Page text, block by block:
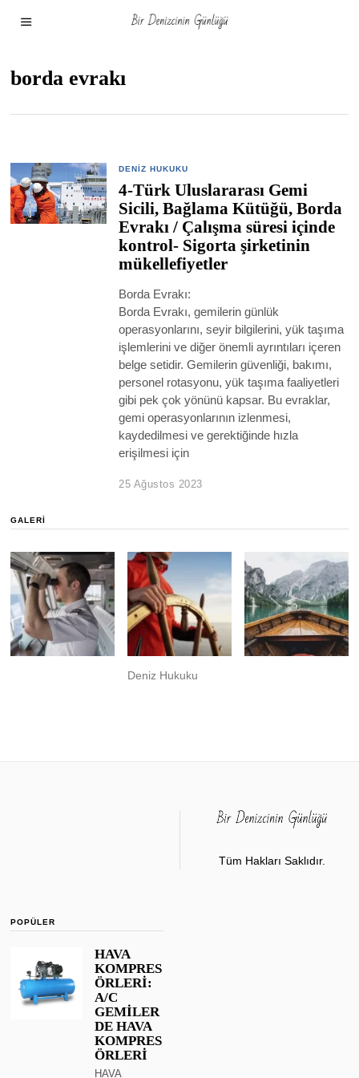
borda evrakı
DENIZ HUKUKU
4-Türk Uluslararası Gemi
Sicili, Bağlama Kütüğü, Borda
Evrakı / Çalışma süresi içinde
kontrol- Sigorta şirketinin
mükellefiyetler
Borda Evrakı:
Borda Evrakı, gemilerin günlük
operasyonlarını, seyir bilgilerini, yük taşıma
işlemlerini ve diğer önemli ayrıntıları içeren
belge setidir. Gemilerin güvenliği, bakımı,
personel rotasyonu, yük taşıma faaliyetleri
gibi pek çok yönünü kapsar. Bu evraklar,
gemi operasyonlarının izlenmesi,
kaydedilmesi ve gerektiğinde hızla
erişilmesi için
25 Ağustos 2023
GALERI
Deniz Hukuku
Tüm Hakları Saklıdır.
POPÜLER
HAVA
KOMPRES
ÖRLERİ:
A/C
GEMİLER
DE HAVA
KOMPRES
ÖRLERİ
HAVA